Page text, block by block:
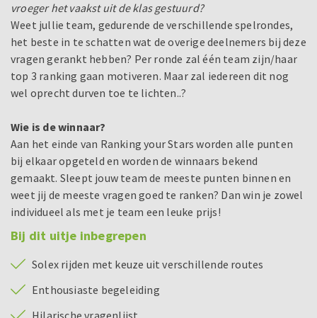
vroeger het vaakst uit de klas gestuurd?
Weet jullie team, gedurende de verschillende spelrondes,
het beste in te schatten wat de overige deelnemers bij deze
vragen gerankt hebben? Per ronde zal één team zijn/haar
top 3 ranking gaan motiveren. Maar zal iedereen dit nog
wel oprecht durven toe te lichten..?
Wie is de winnaar?
Aan het einde van Ranking your Stars worden alle punten
bij elkaar opgeteld en worden de winnaars bekend
gemaakt. Sleept jouw team de meeste punten binnen en
weet jij de meeste vragen goed te ranken? Dan win je zowel
individueel als met je team een leuke prijs!
Bij dit uitje inbegrepen
Solex rijden met keuze uit verschillende routes
Enthousiaste begeleiding